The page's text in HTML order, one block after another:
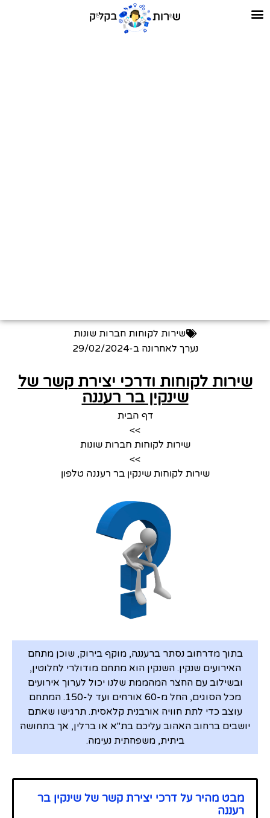
שירות לקוחות חברות שונות
נערך לאחרונה ב-29/02/2024
שירות לקוחות ודרכי יצירת קשר של
שינקין בר רעננה
דף הבית
>>
שירות לקוחות חברות שונות
>>
שירות לקוחות שינקין בר רעננה טלפון
בתוך מדרחוב נסתר ברעננה, מוקף בירוק, שוכן מתחם
האירועים שנקין. השנקין הוא מתחם מודולרי לחלוטין,
ובשילוב עם החצר המהממת שלנו יכול לערוך אירועים
מכל הסוגים, החל מ-60 אורחים ועד ל-150. המתחם
עוצב כדי לתת חוויה אורבנית קלאסית. תרגישו שאתם
יושבים ברחוב האהוב עליכם בת"א או ברלין, אך בתחושה
ביתית, משפחתית נעימה.
מבט מהיר על דרכי יצירת קשר של שינקין בר
רעננה